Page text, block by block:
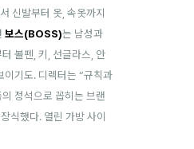
신발부터 옷, 속옷까지
보스(BOSS)는 남성과
볼펜, 키, 선글라스, 안
이기도. 디렉터는 “규칙과
정석으로 꼽히는 브랜
식했다. 열린 가방 사이